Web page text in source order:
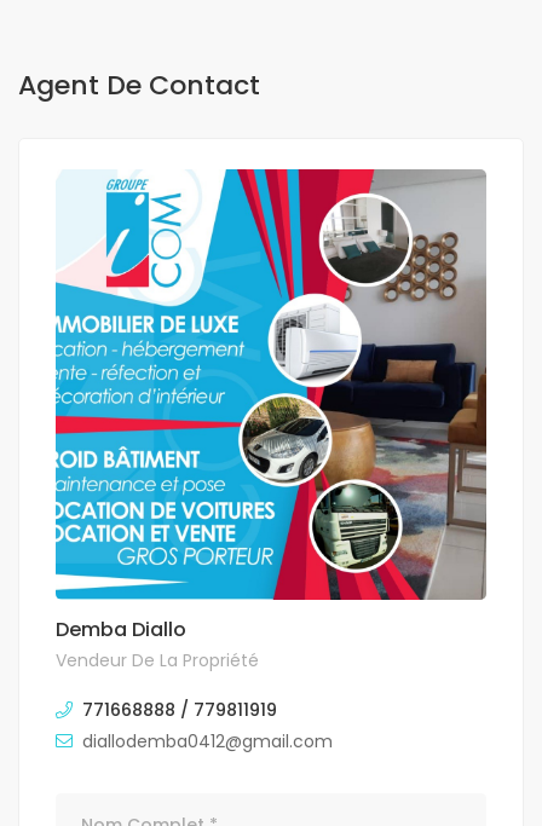
Agent De Contact
Demba Diallo
Vendeur De La Propriété
771668888 / 779811919
diallodemba0412@gmail.com